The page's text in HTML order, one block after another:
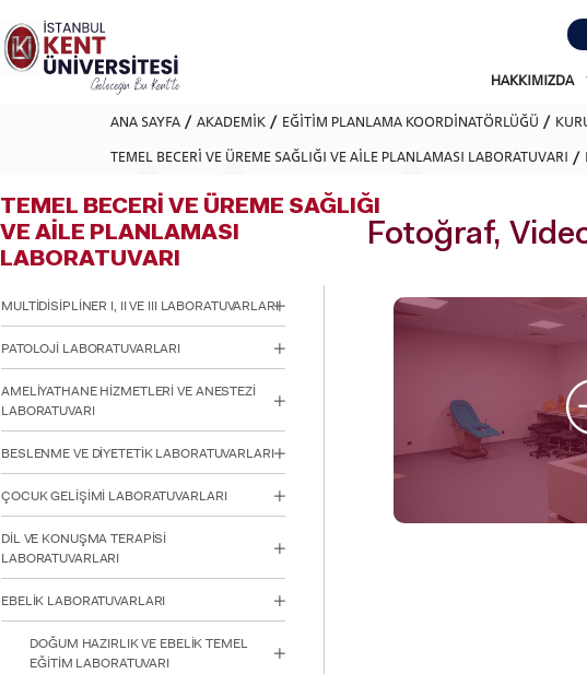
dikkat:
Bu
web
sitesini,
ekran
kullanan
engellilere
göre
ayarlamak
Control-
F11'e
menüsünü
için
Control-
F10'a
basın.
HAKKIMIZDA
ANA SAYFA AKADEMİK EĞİTİM PLANLAMA KOORDİNATÖRLÜĞÜ
TEMEL BECERİ VE ÜREME SAĞLIĞI VE AİLE PLANLAMASI LABORATUVARI
TEMEL BECERİ VE ÜREME SAĞLIĞI
VE AİLE PLANLAMASI
LABORATUVARI
MULTİDİSİPLİNER I, II VE III LABORATUVARLARI
PATOLOJİ LABORATUVARLARI
AMELİYATHANE HİZMETLERİ VE ANESTEZİ
LABORATUVARI
BESLENME VE DİYETETİK LABORATUVARLARI
ÇOCUK GELİŞİMİ LABORATUVARLARI
DİL VE KONUŞMA TERAPİSİ
LABORATUVARLARI
EBELİK LABORATUVARLARI
DOĞUM HAZIRLIK VE EBELİK TEMEL
EĞİTİM LABORATUVARI
Fotoğraf,